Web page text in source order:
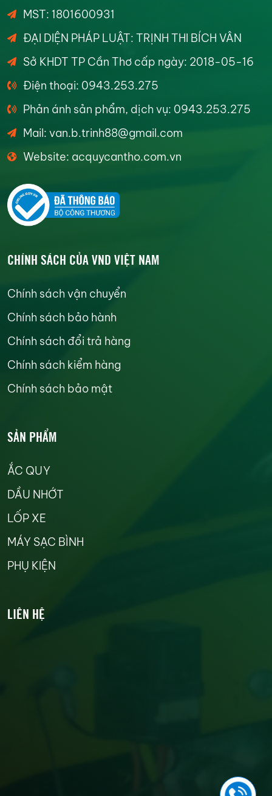
MST: 1801600931
ĐẠI DIỆN PHÁP LUẬT: TRỊNH THI BÍCH VÂN
Sở KHDT TP Cần Thơ cấp ngày: 2018-05-16
Điện thoại: 0943.253.275
Phản ánh sản phẩm, dịch vụ: 0943.253.275
Mail: van.b.trinh88@gmail.com
Website: acquycantho.com.vn
CHÍNH SÁCH CỦA VND VIỆT NAM
Chính sách vận chuyển
Chính sách bảo hành
Chính sách đổi trả hàng
Chính sách kiểm hàng
Chính sách bảo mật
SẢN PHẨM
ẮC QUY
DẦU NHỚT
LỐP XE
MÁY SẠC BÌNH
PHỤ KIỆN
LIÊN HỆ